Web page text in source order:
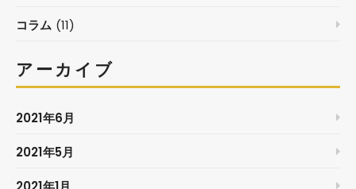
コラム (11)
アーカイブ
2021年6月
2021年5月